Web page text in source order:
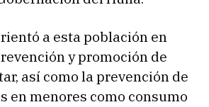
a esta población en
y promoción de
así como la prevención de
en menores como consumo